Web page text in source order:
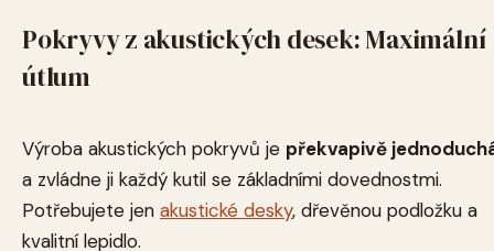
Pokryvy z akustických desek: Maximální
útlum
Výroba akustických pokryvů je překvapivě
a zvládne ji každý kutil se základními dovednostmi.
Potřebujete jen akustické desky, dřevěnou podložku a
kvalitní lepidlo.